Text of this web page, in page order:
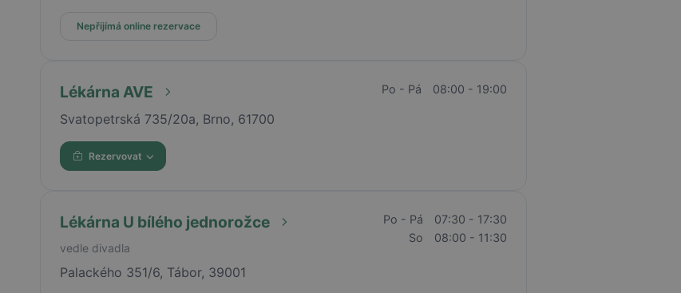
Nepřijímá online rezervace
Lékárna AVE
Svatopetrská 735/20a, Brno, 61700
Po - Pá 08:00 - 19:00
Rezervovat
Lékárna U bílého jednorožce
vedle divadla
Palackého 351/6, Tábor, 39001
Po - Pá
07:30 - 17:30
So
08:00 - 11:30